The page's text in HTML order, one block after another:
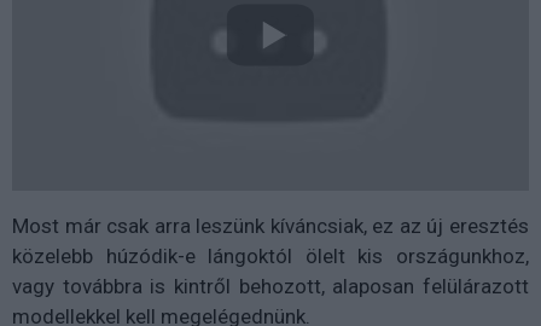
Most már csak arra leszünk kíváncsiak, ez az új eresztés
közelebb húzódik-e lángoktól ölelt kis országunkhoz,
vagy továbbra is kintről behozott, alaposan felülárazott
modellekkel kell megelégednünk.